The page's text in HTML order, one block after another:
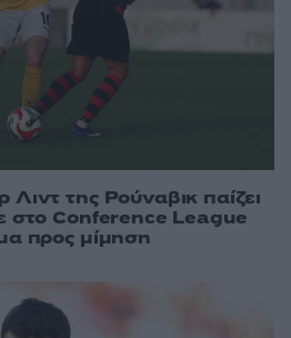
της Ρούναβικ παίζει
στο Conference League
προς μίμηση